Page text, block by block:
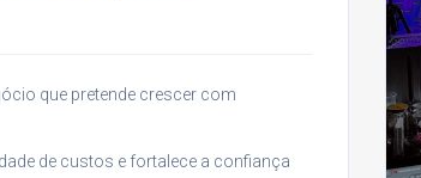
que pretende crescer com
de custos e fortalece a confiança